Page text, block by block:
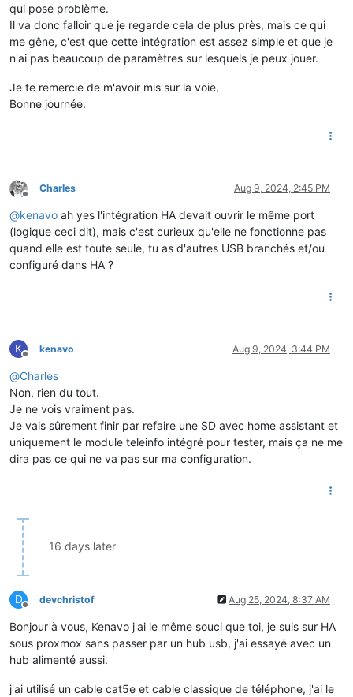
qui pose problème.
Il va donc falloir que je regarde cela de plus près, mais ce qui
me gêne, c'est que cette intégration est assez simple et que je
n'ai pas beaucoup de paramètres sur lesquels je peux jouer.
Je te remercie de m'avoir mis sur la voie,
Bonne journée.
Offline
Charles Aug 9, 2024, 2:45 PM
@kenavo ah yes l'intégration HA devait ouvrir le même port
(logique ceci dit), mais c'est curieux qu'elle ne fonctionne pas
quand elle est toute seule, tu as d'autres USB branchés et/ou
configuré dans HA ?
K
Offline
kenavo Aug 9, 2024, 3:44 PM
@Charles
Non, rien du tout.
Je ne vois vraiment pas.
Je vais sûrement finir par refaire une SD avec home assistant et
uniquement le module teleinfo intégré pour tester, mais ça ne me
dira pas ce qui ne va pas sur ma configuration.
16 days later
D
Offline
devchristof Aug 25, 2024, 8:37 AM
Bonjour à vous, Kenavo j'ai le même souci que toi, je suis sur HA
sous proxmox sans passer par un hub usb, j'ai essayé avec un
hub alimenté aussi.
j'ai utilisé un cable cat5e et cable classique de téléphone, j'ai le